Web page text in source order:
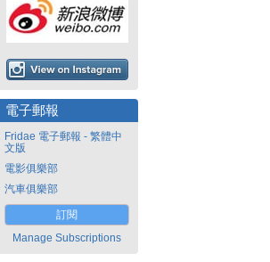
電子郵報
Fridae 電子郵報 - 繁體中
文版
電影俱樂部
汽車俱樂部
訂閱
Manage Subscriptions